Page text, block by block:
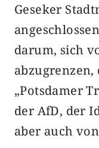
Geseker
darum, sich
„Potsdamer
der AfD, der
aber auch